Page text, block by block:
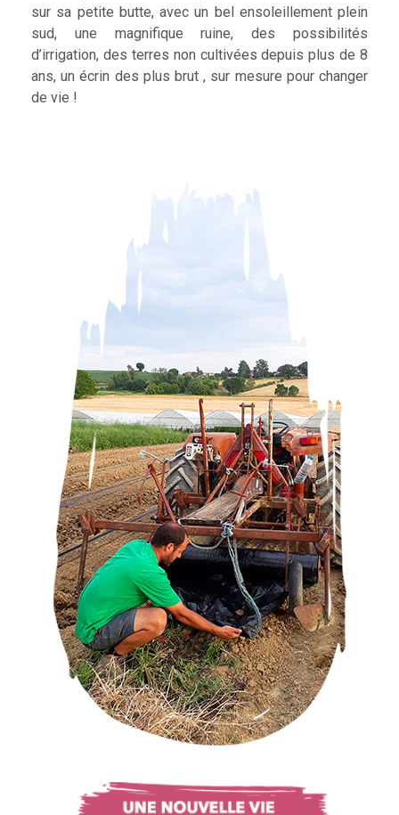
sur sa petite butte, avec un bel ensoleillement plein
sud, une magnifique ruine, des possibilités
d’irrigation, des terres non cultivées depuis plus de 8
ans, un écrin des plus brut , sur mesure pour changer
de vie !